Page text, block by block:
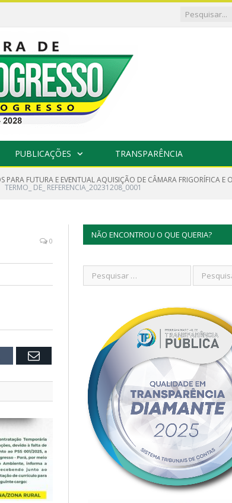
PUBLICAÇÕES TRANSPARÊNCIA
PARA FUTURA E EVENTUAL AQUISIÇÃO DE CÂMARA FRIGORÍFICA E
TERMO_ DE_ REFERENCIA_20231208_0001
0
Email
NÃO ENCONTROU O QUE QUERIA?